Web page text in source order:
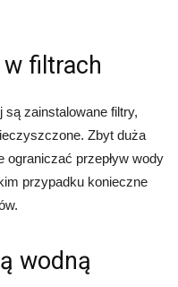
filtrach
są zainstalowane filtry,
Zbyt duża
przepływ wody
przypadku konieczne
wodną